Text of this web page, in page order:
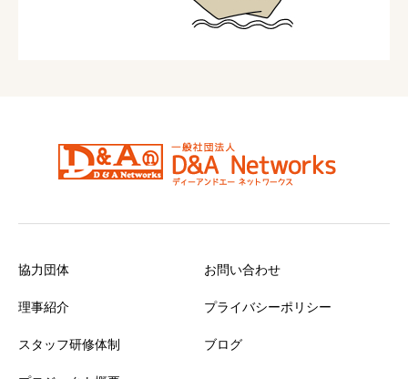
協力団体
理事紹介
スタッフ研修体制
お問い合わせ
プライバシーポリシー
ブログ